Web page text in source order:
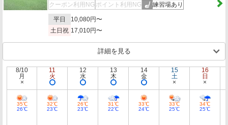
クーポン利用NG ポイント利用NG 練習場あり
平日
10,080円〜
土日祝 17,010円〜
詳細を見る
8/10
月
35℃
26℃
11
火
32℃
23℃
12
水
26℃
23℃
13
木
31℃
22℃
14
金
33℃
24℃
15
土
33℃
25℃
16
日
34℃
25℃